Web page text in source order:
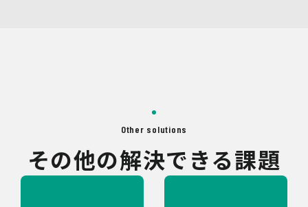
Other solutions
その他の解決できる課題